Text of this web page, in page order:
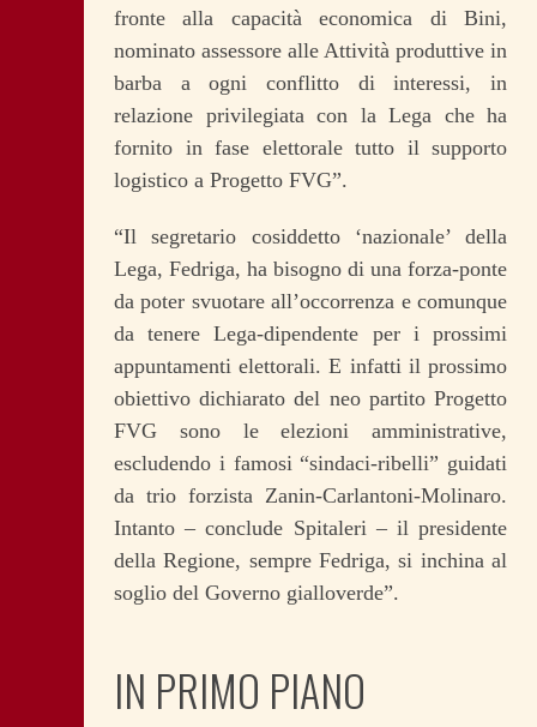
fronte alla capacità economica di Bini,
nominato assessore alle Attività produttive in
barba a ogni conflitto di interessi, in
relazione privilegiata con la Lega che ha
fornito in fase elettorale tutto il supporto
logistico a Progetto FVG”.
“Il segretario cosiddetto ‘nazionale’ della
Lega, Fedriga, ha bisogno di una forza-ponte
da poter svuotare all’occorrenza e comunque
da tenere Lega-dipendente per i prossimi
appuntamenti elettorali. E infatti il prossimo
obiettivo dichiarato del neo partito Progetto
FVG sono le elezioni amministrative,
escludendo i famosi “sindaci-ribelli” guidati
da trio forzista Zanin-Carlantoni-Molinaro.
Intanto – conclude Spitaleri – il presidente
della Regione, sempre Fedriga, si inchina al
soglio del Governo gialloverde”.
IN PRIMO PIANO